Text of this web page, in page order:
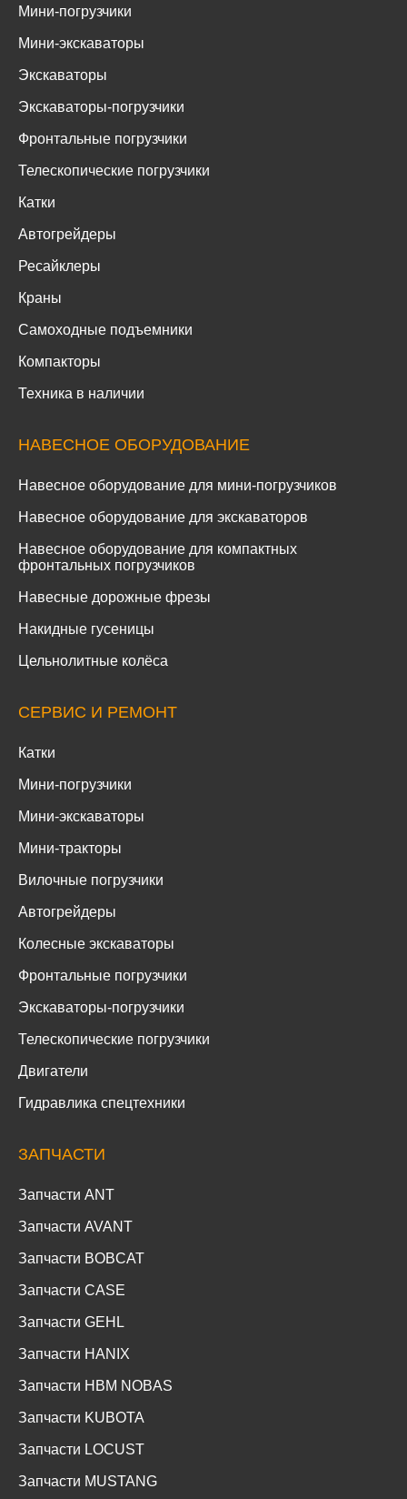
Мини-погрузчики
Мини-экскаваторы
Экскаваторы
Экскаваторы-погрузчики
Фронтальные погрузчики
Телескопические погрузчики
Катки
Автогрейдеры
Ресайклеры
Краны
Самоходные подъемники
Компакторы
Техника в наличии
НАВЕСНОЕ ОБОРУДОВАНИЕ
Навесное оборудование для мини-погрузчиков
Навесное оборудование для экскаваторов
Навесное оборудование для компактных
фронтальных погрузчиков
Навесные дорожные фрезы
Накидные гусеницы
Цельнолитные колёса
СЕРВИС И РЕМОНТ
Катки
Мини-погрузчики
Мини-экскаваторы
Мини-тракторы
Вилочные погрузчики
Автогрейдеры
Колесные экскаваторы
Фронтальные погрузчики
Экскаваторы-погрузчики
Телескопические погрузчики
Двигатели
Гидравлика спецтехники
ЗАПЧАСТИ
Запчасти ANT
Запчасти AVANT
Запчасти BOBCAT
Запчасти CASE
Запчасти GEHL
Запчасти HANIX
Запчасти HBM NOBAS
Запчасти KUBOTA
Запчасти LOCUST
Запчасти MUSTANG